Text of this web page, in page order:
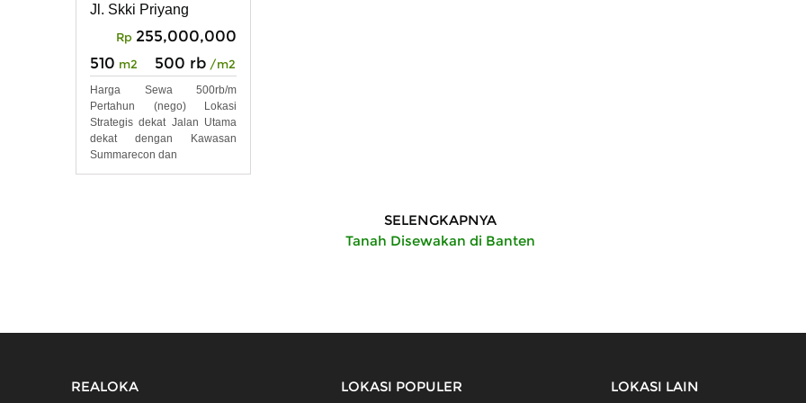
Jl. Skki Priyang
Rp 255,000,000
510 m2 500 rb /m2
Harga Sewa 500rb/m
Pertahun (nego) Lokasi
Strategis dekat Jalan Utama
dekat dengan Kawasan
Summarecon dan
SELENGKAPNYA
Tanah Disewakan di Banten
REALOKA LOKASI POPULER LOKASI LAIN